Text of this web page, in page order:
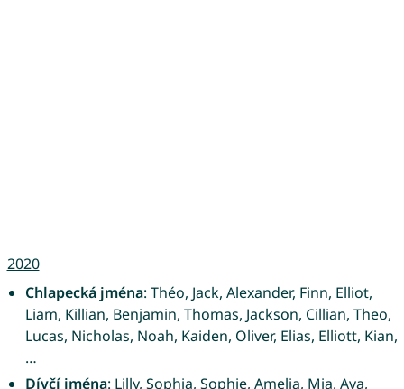
2020
Chlapecká jména: Théo, Jack, Alexander, Finn, Elliot,
Liam, Killian, Benjamin, Thomas, Jackson, Cillian, Theo,
Lucas, Nicholas, Noah, Kaiden, Oliver, Elias, Elliott, Kian,
…
Dívčí jména: Lilly, Sophia, Sophie, Amelia, Mia, Ava,